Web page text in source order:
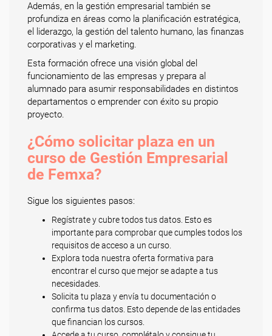
Además, en la gestión empresarial también se
profundiza en áreas como la planificación estratégica,
el liderazgo, la gestión del talento humano, las finanzas
corporativas y el marketing.
Esta formación ofrece una visión global del
funcionamiento de las empresas y prepara al
alumnado para asumir responsabilidades en distintos
departamentos o emprender con éxito su propio
proyecto.
¿Cómo solicitar plaza en un
curso de Gestión Empresarial
de Femxa?
Sigue los siguientes pasos:
Regístrate y cubre todos tus datos. Esto es
importante para comprobar que cumples todos los
requisitos de acceso a un curso.
Explora toda nuestra oferta formativa para
encontrar el curso que mejor se adapte a tus
necesidades.
Solicita tu plaza y envía tu documentación o
confirma tus datos. Esto depende de las entidades
que financian los cursos.